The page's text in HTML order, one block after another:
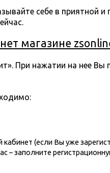
себе в приятной и
магазине
При нажатии на нее Вы
(если Вы уже
– заполните